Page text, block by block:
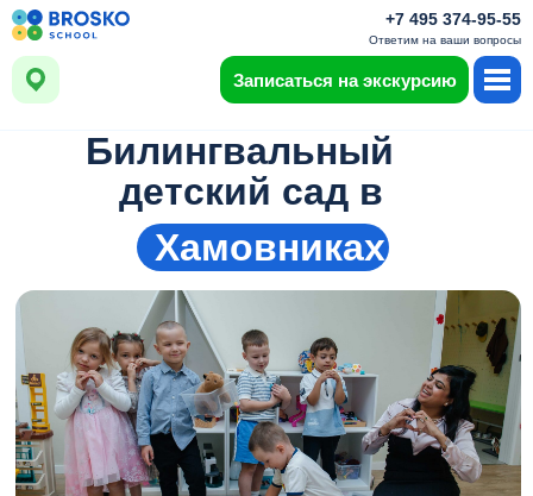
+7 495 374-95-55
Ответим на ваши вопросы
Записаться на экскурсию
Хамовниках
Билингвальный
детский сад в